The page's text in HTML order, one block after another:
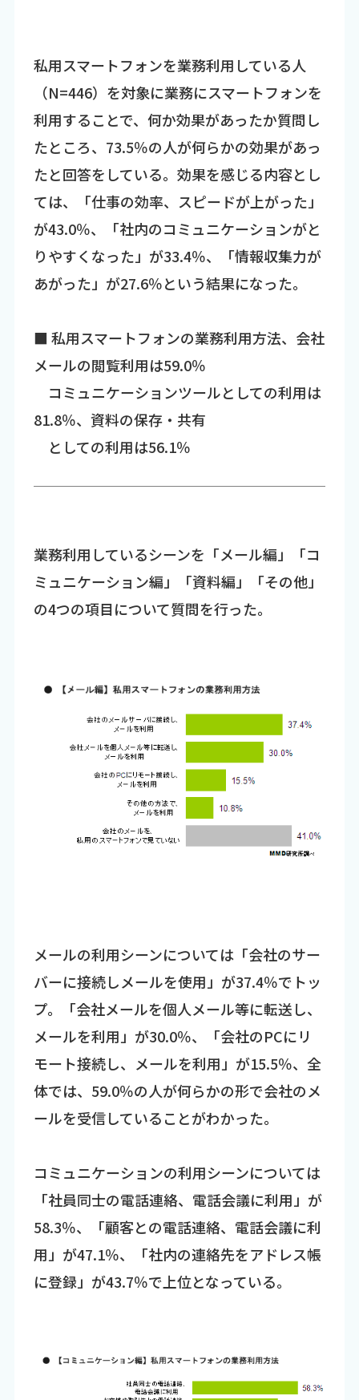
私用スマートフォンを業務利用している人
（N=446）を対象に業務にスマートフォンを
利用することで、何か効果があったか質問し
たところ、73.5％の人が何らかの効果があっ
たと回答をしている。効果を感じる内容とし
ては、「仕事の効率、スピードが上がった」
が43.0％、「社内のコミュニケーションがと
りやすくなった」が33.4％、「情報収集力が
あがった」が27.6％という結果になった。
■ 私用スマートフォンの業務利用方法、会社
メールの閲覧利用は59.0％
コミュニケーションツールとしての利用は
81.8％、資料の保存・共有
としての利用は56.1％
業務利用しているシーンを「メール編」「コ
ミュニケーション編」「資料編」「その他」
の4つの項目について質問を行った。
メールの利用シーンについては「会社のサー
バーに接続しメールを使用」が37.4％でトッ
プ。「会社メールを個人メール等に転送し、
メールを利用」が30.0％、「会社のPCにリ
モート接続し、メールを利用」が15.5％、全
体では、59.0％の人が何らかの形で会社のメ
ールを受信していることがわかった。
コミュニケーションの利用シーンについては
「社員同士の電話連絡、電話会議に利用」が
58.3％、「顧客との電話連絡、電話会議に利
用」が47.1％、「社内の連絡先をアドレス帳
に登録」が43.7％で上位となっている。